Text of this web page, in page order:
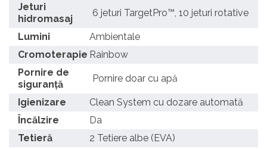
Jeturi
hidromasaj
6 jeturi TargetPro™, 10 jeturi rotative
Lumini
Ambientale
Cromoterapie Rainbow
Pornire de
siguranță
Pornire doar cu apă
Igienizare
Clean System cu dozare automată
Încălzire
Da
Tetieră
2 Tetiere albe (EVA)